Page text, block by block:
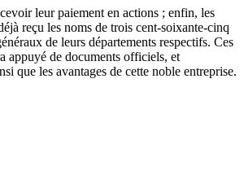
leur paiement en actions ; enfin, les
reçu les noms de trois cent-soixante-cinq
de leurs départements respectifs. Ces
appuyé de documents officiels, et
que les avantages de cette noble entreprise.